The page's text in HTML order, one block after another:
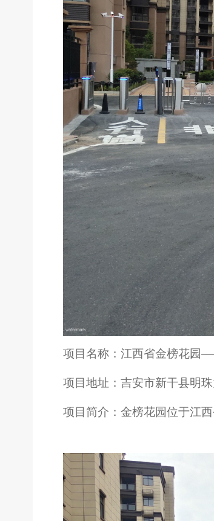
项目名称：江西省金榜花园
项目地址：吉安市新干县明
项目简介：金榜花园位于江